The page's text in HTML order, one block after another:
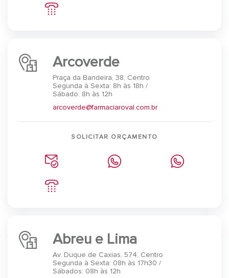
Arcoverde
Praça da Bandeira, 38, Centro
Segunda à Sexta: 8h às 18h /
Sábado: 8h às 12h
arcoverde@farmaciaroval.com.br
SOLICITAR ORÇAMENTO
Abreu e Lima
Av. Duque de Caxias, 574, Centro
Segunda à Sexta: 08h às 17h30 /
Sábados: 08h às 12h